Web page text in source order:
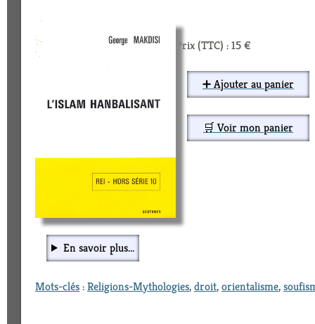
Prix (TTC) : 15 €
➕ Ajouter au panier
🛒 Voir mon panier
En savoir plus...
Mots-clés:Religions-Mythologies,droit,orientalisme,